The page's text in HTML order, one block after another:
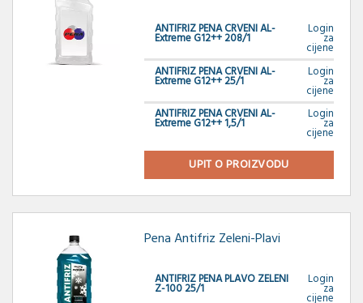
ANTIFRIZ PENA CRVENI AL-
Extreme G12++ 208/1
Login
za
cijene
ANTIFRIZ PENA CRVENI AL-
Extreme G12++ 25/1
Login
za
cijene
ANTIFRIZ PENA CRVENI AL-
Extreme G12++ 1,5/1
Login
za
cijene
UPIT O PROIZVODU
Pena Antifriz Zeleni-Plavi
ANTIFRIZ PENA PLAVO ZELENI
Z-100 25/1
Login
za
cijene